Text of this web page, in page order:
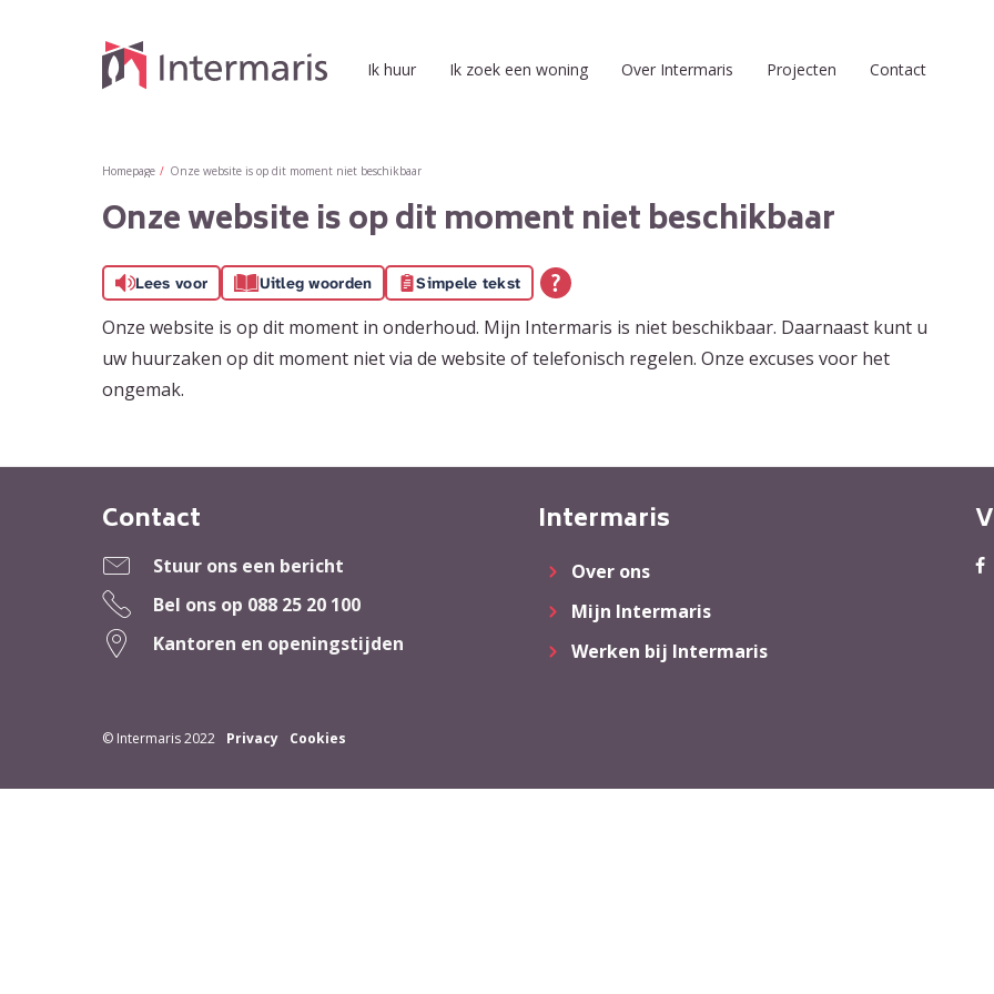
Naar hoofdinhoud
Naar hoofdnavigatiemenu
Naar zoeken
Naar de homepage
Ik huur Ik zoek een woning Over Intermaris Projecten Contact
Homepage Onze website is op dit moment niet beschikbaar
Onze website is op dit moment niet beschikbaar
Lees voor Uitleg woorden Simpele tekst
Onze website is op dit moment in onderhoud. Mijn Intermaris is niet beschikbaar. Daarnaast kunt u
uw huurzaken op dit moment niet via de website of telefonisch regelen. Onze excuses voor het
ongemak.
Contactinformatie
Contact
Stuur ons een bericht
Bel ons op 088 25 20 100
Kantoren en openingstijden
Intermaris
Over ons
Mijn Intermaris
Werken bij Intermaris
© Intermaris 2022 Privacy Cookies